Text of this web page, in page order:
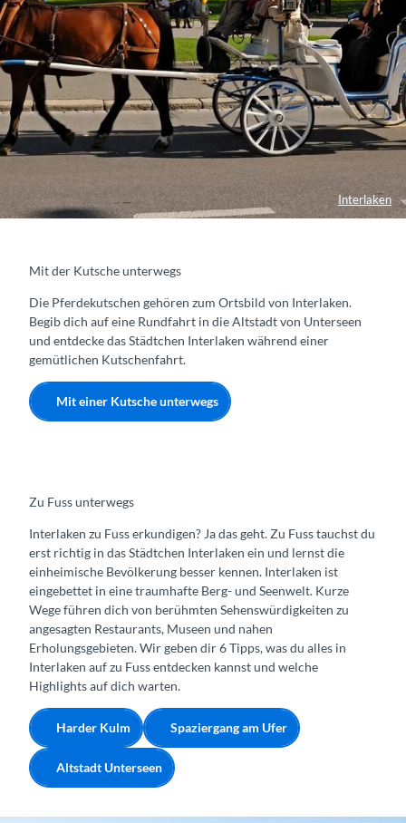
Interlaken
Mit der Kutsche unterwegs
Die Pferdekutschen gehören zum Ortsbild von Interlaken.
Begib dich auf eine Rundfahrt in die Altstadt von Unterseen
und entdecke das Städtchen Interlaken während einer
gemütlichen Kutschenfahrt.
Mit einer Kutsche unterwegs
Zu Fuss unterwegs
Interlaken zu Fuss erkundigen? Ja das geht. Zu Fuss tauchst du
erst richtig in das Städtchen Interlaken ein und lernst die
einheimische Bevölkerung besser kennen. Interlaken ist
eingebettet in eine traumhafte Berg- und Seenwelt. Kurze
Wege führen dich von berühmten Sehenswürdigkeiten zu
angesagten Restaurants, Museen und nahen
Erholungsgebieten. Wir geben dir 6 Tipps, was du alles in
Interlaken auf zu Fuss entdecken kannst und welche
Highlights auf dich warten.
Harder Kulm Spaziergang am Ufer
Altstadt Unterseen